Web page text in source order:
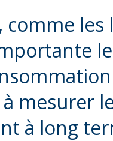
comme
mesurer
à long